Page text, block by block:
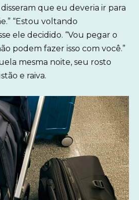
disseram que eu deveria ir para
“Estou voltando
ele decidido. “Vou pegar o
podem fazer isso com você.”
mesma noite, seu rosto
e raiva.